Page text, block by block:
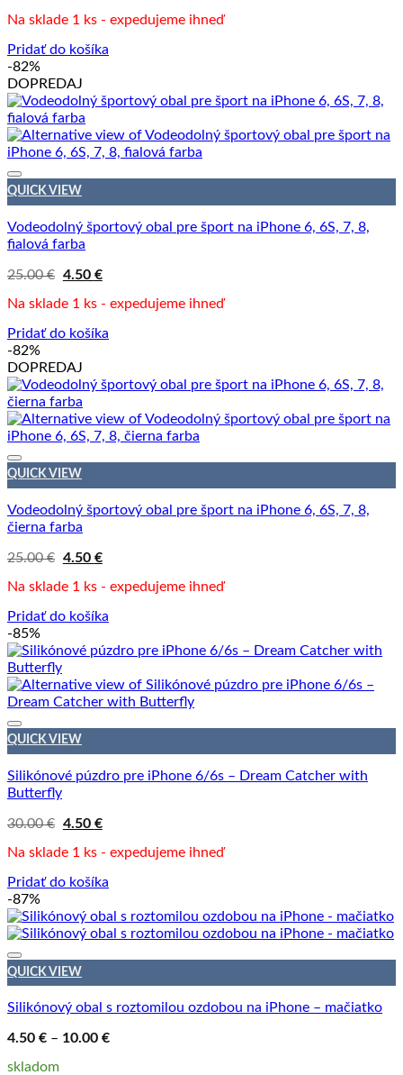
bola:
je:
Na sklade 1 ks - expedujeme ihneď
Pridať do košíka
-82%
DOPREDAJ
QUICK VIEW
Vodeodolný športový obal pre šport na iPhone 6, 6S, 7, 8,
fialová farba
25.00€ Pôvodná
bola:
4.50 €Aktuálna
je:
Na sklade 1 ks - expedujeme ihneď
Pridať do košíka
-82%
DOPREDAJ
QUICK VIEW
Vodeodolný športový obal pre šport na iPhone 6, 6S, 7, 8,
čierna farba
25.00€ Pôvodná
bola:
4.50 €Aktuálna
je:
Na sklade 1 ks - expedujeme ihneď
Pridať do košíka
-85%
QUICK VIEW
Silikónové púzdro pre iPhone 6/6s – Dream Catcher with
Butterfly
30.00€ Pôvodná
bola:
4.50 €Aktuálna
je:
Na sklade 1 ks - expedujeme ihneď
Pridať do košíka
-87%
QUICK VIEW
Silikónový obal s roztomilou ozdobou na iPhone – mačiatko
4.50 € – 10.00 €Price
skladom